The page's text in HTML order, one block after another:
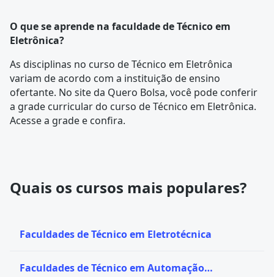
O que se aprende na faculdade de Técnico em
Eletrônica?
As disciplinas no curso de Técnico em Eletrônica
variam de acordo com a instituição de ensino
ofertante. No site da Quero Bolsa, você pode conferir
a grade curriculardo curso de Técnico em Eletrônica.
Acesse a grade e confira.
Quais os cursos mais populares?
Faculdades de Técnico em Eletrotécnica
Faculdades de Técnico em Automação